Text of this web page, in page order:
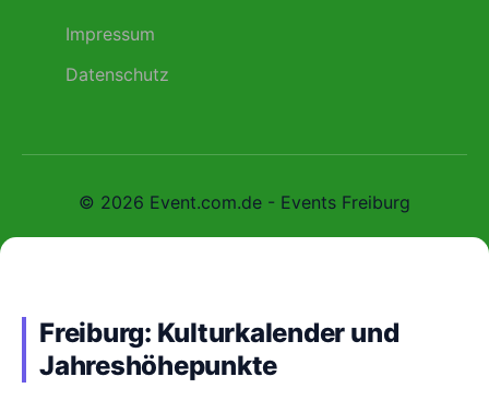
Impressum
Datenschutz
© 2026 Event.com.de - Events Freiburg
Freiburg: Kulturkalender und
Jahreshöhepunkte